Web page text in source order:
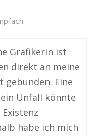
Grafikerin ist
direkt an meine
Eine
Unfall könnte
habe ich mich